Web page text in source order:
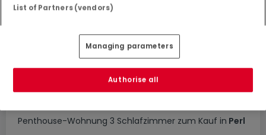
Penthouse-Wohnung 3 Schlafzimmer zum Kauf in Perl
List of Partners (vendors)
Managing parameters
Authorise all